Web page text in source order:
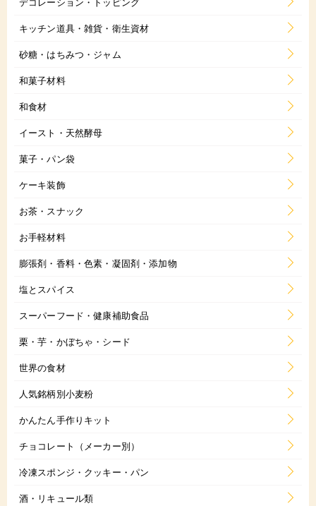
キッチン道具・雑貨・衛生資材
砂糖・はちみつ・ジャム
和菓子材料
和食材
イースト・天然酵母
菓子・パン袋
ケーキ装飾
お茶・スナック
お手軽材料
膨張剤・香料・色素・凝固剤・添加物
塩とスパイス
スーパーフード・健康補助食品
栗・芋・かぼちゃ・シード
世界の食材
人気銘柄別小麦粉
かんたん手作りキット
チョコレート（メーカー別）
冷凍スポンジ・クッキー・パン
酒・リキュール類